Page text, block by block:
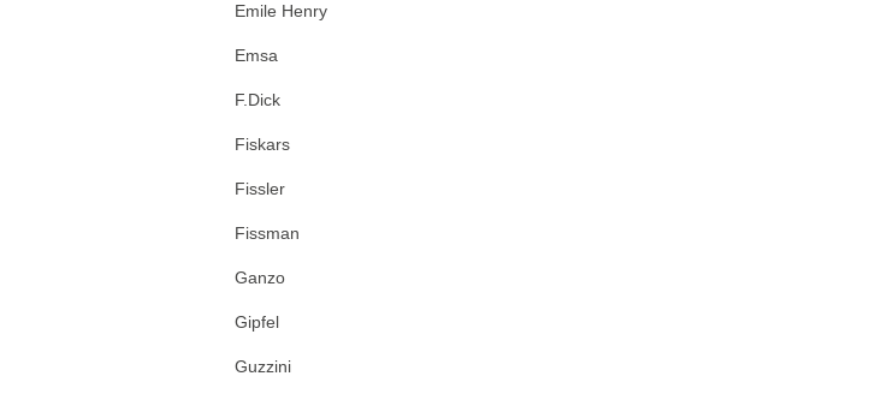
Emile Henry
Emsa
F.Dick
Fiskars
Fissler
Fissman
Ganzo
Gipfel
Guzzini